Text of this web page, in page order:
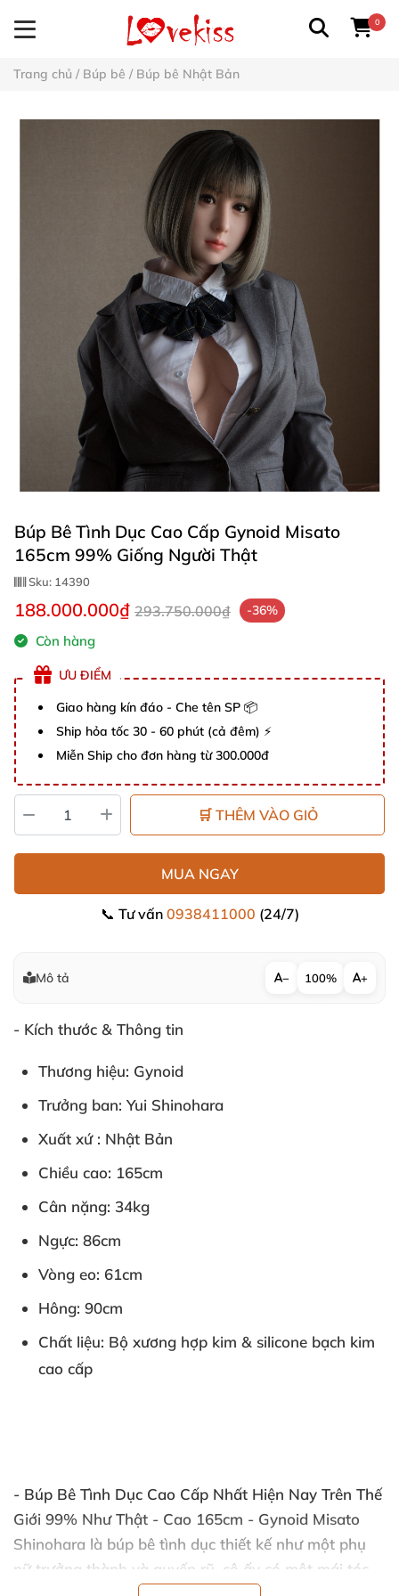
0
Trang chủ / Búp bê / Búp bê Nhật Bản
Búp Bê Tình Dục Cao Cấp Gynoid Misato
165cm 99% Giống Người Thật
Sku: 14390
188.000.000₫ 293.750.000₫ -36%
Còn hàng
ƯU ĐIỂM
Giao hàng kín đáo - Che tên SP 📦
Ship hỏa tốc 30 - 60 phút (cả đêm) ⚡
Miễn Ship cho đơn hàng từ 300.000đ
🛒 THÊM VÀO GIỎ
MUA NGAY
📞 Tư vấn 0938411000 (24/7)
Mô tả − 100% +
- Kích thước & Thông tin
Thương hiệu: Gynoid
Trưởng ban: Yui Shinohara
Xuất xứ : Nhật Bản
Chiều cao: 165cm
Cân nặng: 34kg
Ngực: 86cm
Vòng eo: 61cm
Hông: 90cm
Chất liệu: Bộ xương hợp kim & silicone bạch kim
cao cấp
- Búp Bê Tình Dục Cao Cấp Nhất Hiện Nay Trên Thế
Giới 99% Như Thật - Cao 165cm - Gynoid Misato
Shinohara là búp bê tình dục thiết kế như một phụ
nữ trưởng thành và quyến rũ, cô ấy có một mái tóc